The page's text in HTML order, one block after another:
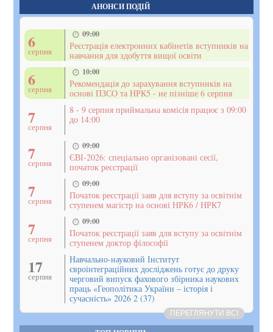
АНОНСИ ПОДІЙ
6
серпня
09:00
Реєстрація електронних кабінетів вступників на
навчання для здобуття вищої освіти
6
серпня
10:00
Рекомендація до зарахування вступників на
основі ПЗСО та НРК5 - не пізніше 6 серпня
7
серпня
8 - 9 серпня приймальна комісія працює з 09:00
до 14:00
7
серпня
09:00
ЄВІ-2026: спеціально організовані сесії,
початок реєстрації
7
серпня
09:00
Початок реєстрації заяв для вступу за освітнім
ступенем магістр на основі НРК6 / НРК7
7
серпня
09:00
Початок реєстрації заяв для вступу за освітнім
ступенем доктор філософії
17
серпня
Навчально-науковий Інститут
євроінтеграційних досліджень готує до друку
черговий випуск фахового збірника наукових
праць «Геополітика України – історія і
сучасність» 2026 2 (37)
ПЕРЕГЛЯНУТИ ВСІ